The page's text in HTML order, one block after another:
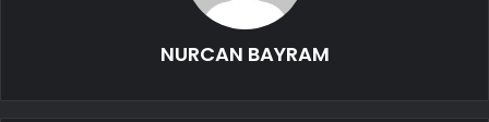
NURCAN BAYRAM